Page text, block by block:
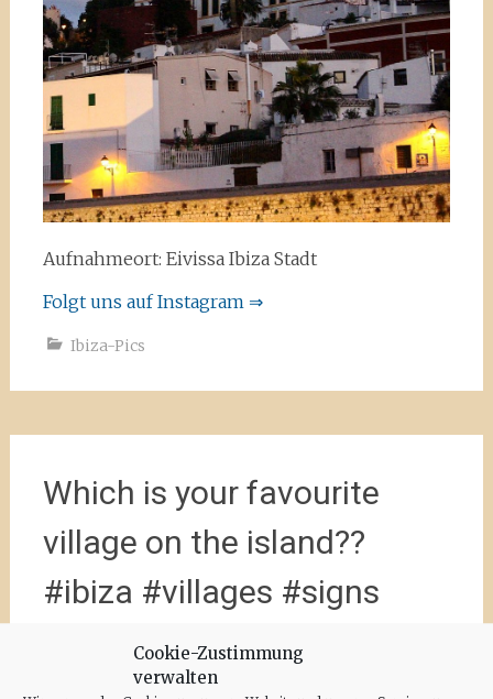
Cookie-Zustimmung
verwalten
Aufnahmeort: Eivissa Ibiza Stadt
Folgt uns auf Instagram ⇒
Ibiza-Pics
Which is your favourite
village on the island??
#ibiza #villages #signs
#islandlife @ibizatravel
#travelblog #ibizadiary